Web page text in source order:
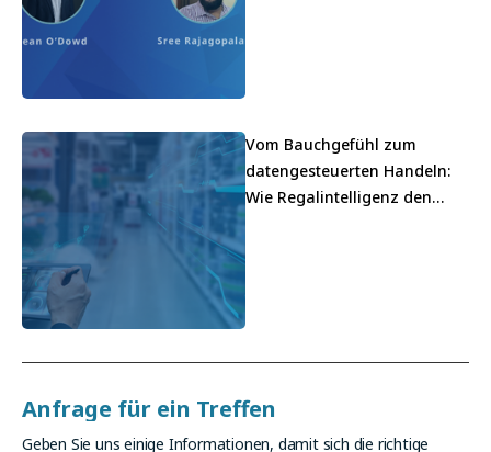
Vom Bauchgefühl zum
datengesteuerten Handeln:
Wie Regalintelligenz den
Anfrage für ein Treffen
Geben Sie uns einige Informationen, damit sich die richtige